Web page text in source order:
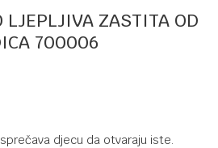
LJEPLJIVA ZASTITA OD
700006
djecu da otvaraju iste.